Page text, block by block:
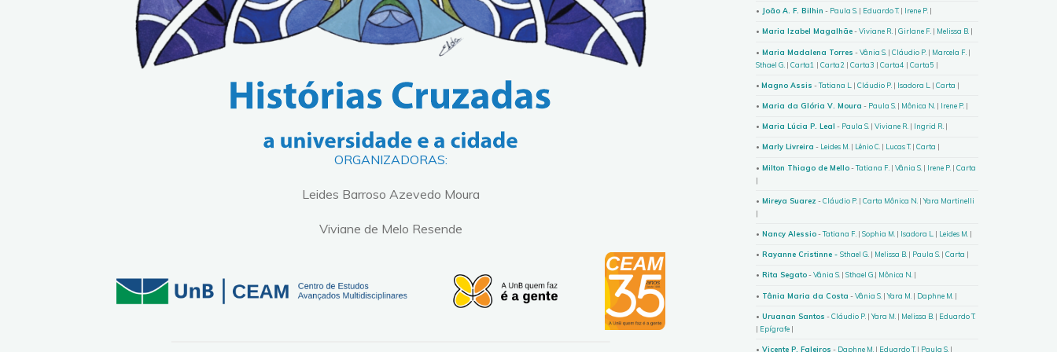
ORGANIZADORAS:
Leides Barroso Azevedo Moura
Viviane de Melo Resende
• João A. F. Bilhin - Paula S. | Eduardo T.| Irene P. |
• Maria Izabel Magalhãe-Viviane R. |Girlane F. Melissa B.
•Maria Madalena Torres -Vânia S. |Cláudio P. | Marcela F. |
Sthael G. |Carta1 |Carta2 |Carta3 |Carta4 |Carta5 |
•Magno Assis -Tatiana L . |Cláudio P. | Isadora L . |Carta |
•Maria da Glória V. Moura - Paula S. | Mônica N. | Irene P. |
•Maria Lúcia P. Leal - Paula S . |Viviane R. | Ingrid R. |
• Marly Livreira - Leides M. Lênio C. | Lucas T.|Carta
•Milton Thiago de Mello-Tatiana F. |Vânia S. | Irene P. |Carta
|
•Mireya Suarez -Cláudio P. |Carta Mônica N. |Yara Martinelli
|
•Nancy Alessio-Tatiana F. |Sophia M. | Isadora L. | Leides M. |
•Rayanne Cristinne -Sthael G . | Melissa B. | Paula S. |Carta |
•Rita Segato-Vânia S. |Sthael G.| Mônica N. |
• Tânia Maria da Costa -Vânia S . |Yara M. | Daphne M . |
•Uruanan Santos -Cláudio P. |Yara M. | Melissa B. | Eduardo T.
| Epígrafe |
•Vicente P. Faleiros - Daphne M. | Eduardo T.| Paula S. |